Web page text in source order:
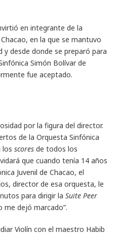
en integrante de la
en la que se mantuvo
desde donde se preparó para
Simón Bolívar de
fue aceptado.
por la figura del director.
de la Orquesta Sinfónica
losscores de todos los
que cuando tenía 14 años
Juvenil de Chacao, el
director de esa orquesta, le
para dirigir laSuite Peer
me dejó marcado”.
Violín con el maestro Habib